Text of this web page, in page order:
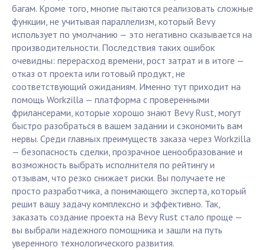
багам. Кроме того, многие пытаются реализовать сложные
функции, не учитывая параллелизм, который Bevy
использует по умолчанию — это негативно сказывается на
производительности. Последствия таких ошибок
очевидны: перерасход времени, рост затрат и в итоге —
отказ от проекта или готовый продукт, не
соответствующий ожиданиям. Именно тут приходит на
помощь Workzilla — платформа с проверенными
фрилансерами, которые хорошо знают Bevy Rust, могут
быстро разобраться в вашем задании и сэкономить вам
нервы. Среди главных преимуществ заказа через Workzilla
— безопасность сделки, прозрачное ценообразование и
возможность выбрать исполнителя по рейтингу и
отзывам, что резко снижает риски. Вы получаете не
просто разработчика, а понимающего эксперта, который
решит вашу задачу комплексно и эффективно. Так,
заказать создание проекта на Bevy Rust стало проще —
вы выбрали надежного помощника и зашли на путь
уверенного технологического развития.